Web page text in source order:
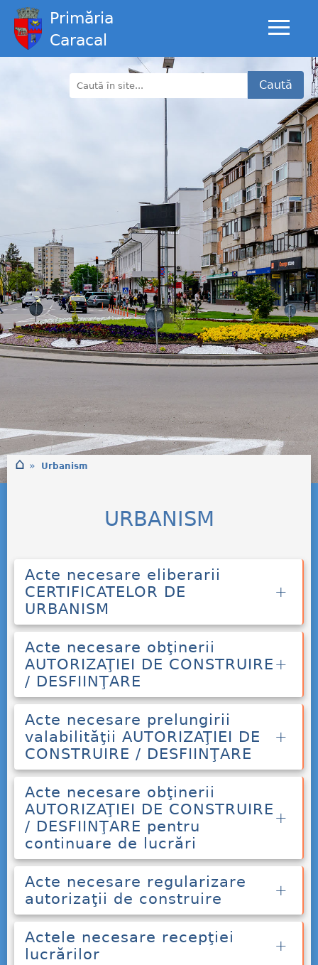
Primăria
Caracal
Caută
⌂ » Urbanism
URBANISM
Acte necesare eliberarii
CERTIFICATELOR DE
URBANISM
Acte necesare obţinerii
AUTORIZAŢIEI DE CONSTRUIRE
/ DESFIINŢARE
Acte necesare prelungirii
valabilităţii AUTORIZAŢIEI DE
CONSTRUIRE / DESFIINŢARE
Acte necesare obţinerii
AUTORIZAŢIEI DE CONSTRUIRE
/ DESFIINŢARE pentru
continuare de lucrări
Acte necesare regularizare
autorizaţii de construire
Actele necesare recepţiei
lucrărilor